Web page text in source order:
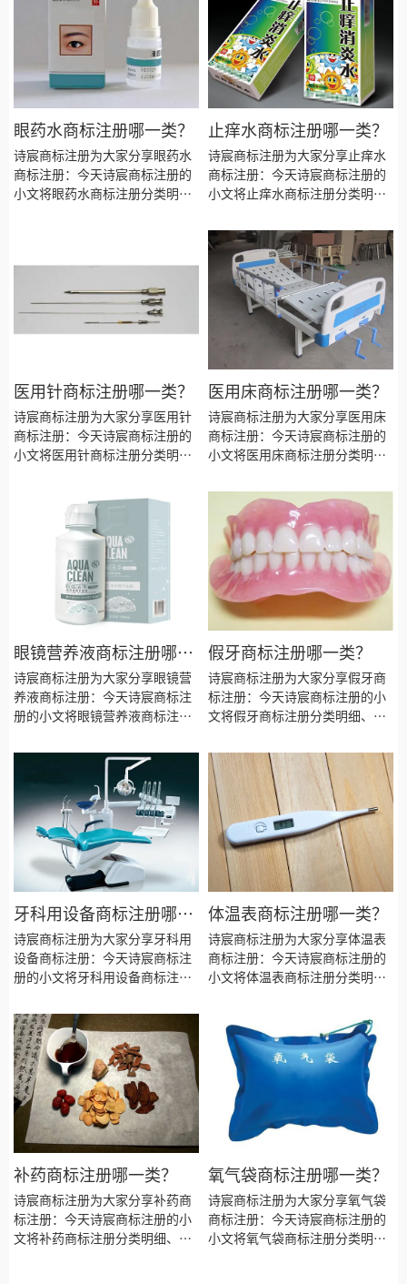
眼药水商标注册哪一类？
诗宸商标注册为大家分享眼药水
商标注册：今天诗宸商标注册的
小文将眼药水商标注册分类明
来。
止痒水商标注册哪一类？
诗宸商标注册为大家分享止痒水
商标注册：今天诗宸商标注册的
小文将止痒水商标注册分类明
注册多久、商标注册资料和商标
注册证书有效期等资料整理出
来。
医用针商标注册哪一类？
诗宸商标注册为大家分享医用针
商标注册：今天诗宸商标注册的
小文将医用针商标注册分类明
注册证书有效期等资料整理出
医用床商标注册哪一类？
诗宸商标注册为大家分享医用床
商标注册：今天诗宸商标注册的
小文将医用床商标注册分类明
注册多久、商标注册资料和商标
注册证书有效期等资料整理出
来。
眼镜营养液商标注册哪一
类？
诗宸商标注册为大家分享眼镜营
养液商标注册：今天诗宸商标注
册的小文将眼镜营养液商标注册
用、商标注册多久、商标注册资
料和商标注册证书有效期等资料
整理出来。
假牙商标注册哪一类？
诗宸商标注册为大家分享假牙商
标注册：今天诗宸商标注册的小
文将假牙商标注册分类明细、商
久、商标注册资料和商标注册证
书有效期等资料整理出来。
牙科用设备商标注册哪一
类？
诗宸商标注册为大家分享牙科用
设备商标注册：今天诗宸商标注
册的小文将牙科用设备商标注册
用、商标注册多久、商标注册资
料和商标注册证书有效期等资料
整理出来。
体温表商标注册哪一类？
诗宸商标注册为大家分享体温表
商标注册：今天诗宸商标注册的
小文将体温表商标注册分类明
注册证书有效期等资料整理出
来。
补药商标注册哪一类？
诗宸商标注册为大家分享补药商
标注册：今天诗宸商标注册的小
文将补药商标注册分类明细、商
氧气袋商标注册哪一类？
诗宸商标注册为大家分享氧气袋
商标注册：今天诗宸商标注册的
小文将氧气袋商标注册分类明